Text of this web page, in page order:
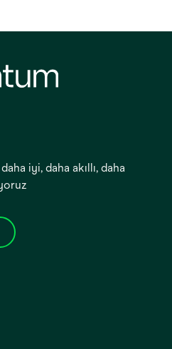
iyi, daha akıllı, daha